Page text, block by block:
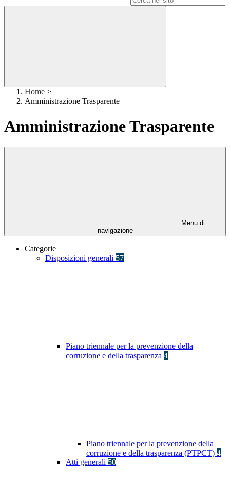
Home >
Amministrazione Trasparente
Amministrazione Trasparente
Menu di
navigazione
Categorie
Disposizioni generali 57
Piano triennale per la prevenzione della
corruzione e della trasparenza 4
Piano triennale per la prevenzione della
corruzione e della trasparenza (PTPCT) 4
Atti generali 50